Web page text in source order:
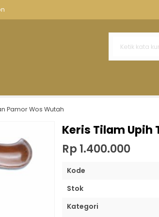
Tuban Kuno
Mataram
Sultan Agung
Pamor Wos Wutah
Keris Tilam Upih
Rp 1.400.000
Kode
Stok
Kategori